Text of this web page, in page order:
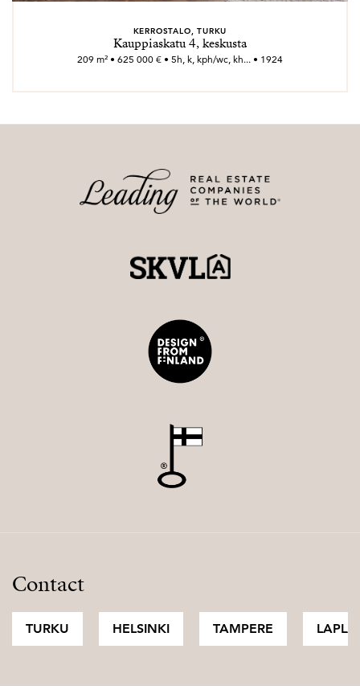
KERROSTALO, TURKU
Kauppiaskatu 4, keskusta
209 m² • 625 000 € • 5h, k, kph/wc, kh... • 1924
Contact
TURKU HELSINKI TAMPERE